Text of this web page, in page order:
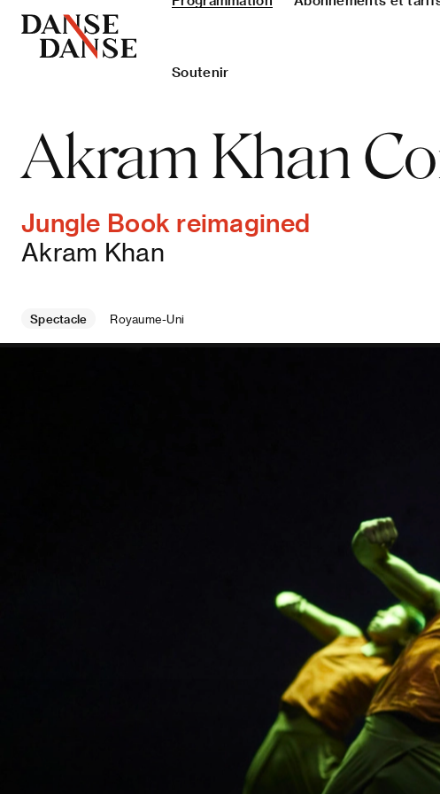
Soutenir
Akram Khan
Jungle Book reimagined
Akram Khan
Spectacle Royaume-Uni